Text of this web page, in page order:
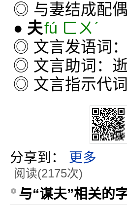
◎ 与妻结成配
● 夫fú ㄈㄨˊ
◎ 文言发语词：
◎ 文言助词：逝
◎ 文言指示代词
分享到： 更多
阅读(2175次)
与“谋夫”相关的